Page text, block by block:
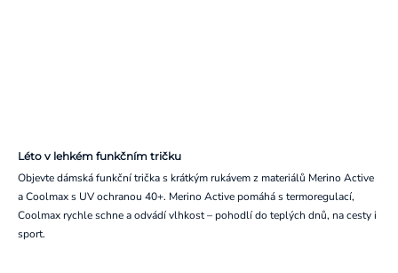
Léto v lehkém funkčním tričku
Objevte dámská funkční trička s krátkým rukávem z materiálů Merino Active
a Coolmax s UV ochranou 40+. Merino Active pomáhá s termoregulací,
Coolmax rychle schne a odvádí vlhkost – pohodlí do teplých dnů, na cesty i
sport.